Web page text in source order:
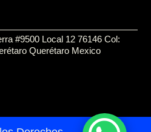
#9500 Local 12 76146 Col:
Querétaro Mexico